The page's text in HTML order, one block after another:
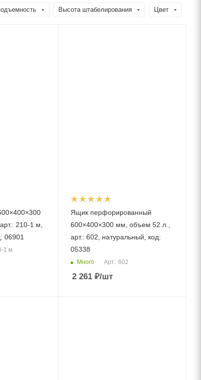
Высота штабелирования Цвет
210-1 м,
06901
1 м
Ящик перфорированный
600×400×300 мм, объем 52 л.,
арт.: 602, натуральный, код:
05338
Много Арт.: 602
2 261 ₽/шт